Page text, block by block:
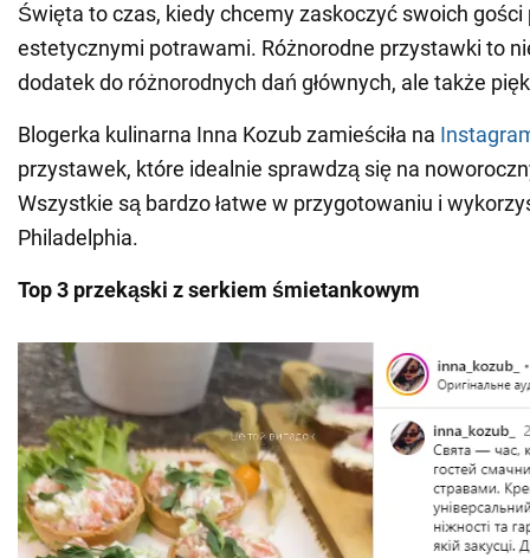
Święta to czas, kiedy chcemy zaskoczyć swoich gości
estetycznymi potrawami. Różnorodne przystawki to
dodatek do różnorodnych dań głównych, ale także
Blogerka kulinarna Inna Kozub zamieściła na
przystawek, które idealnie sprawdzą się na
Wszystkie są bardzo łatwe w przygotowaniu i
Philadelphia.
Top 3 przekąski z serkiem śmietankowym